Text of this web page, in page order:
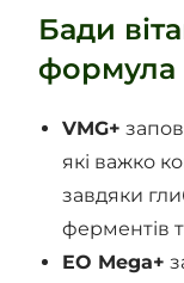
Бади
формула
VMG+
які важко
завдяки
ферментів
EO Mega+